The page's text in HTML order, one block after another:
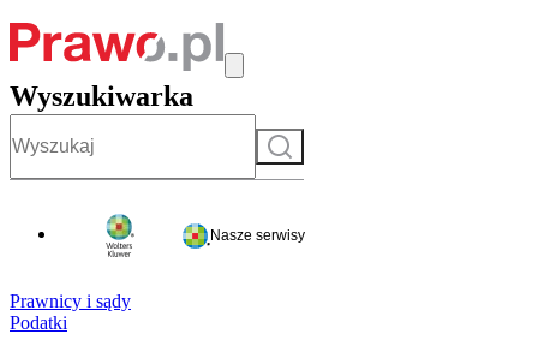
Wyszukiwarka
Szukaj
Nasze serwisy
Prawnicy i sądy
Podatki